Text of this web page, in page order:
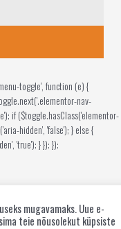
mugavamaks. Uue e-
teie nõusolekut küpsiste
toggle', function (e) {
nav-
if ($toggle.hasClass('elementor-
hidden', 'false'); } else {
'true'); } }); });